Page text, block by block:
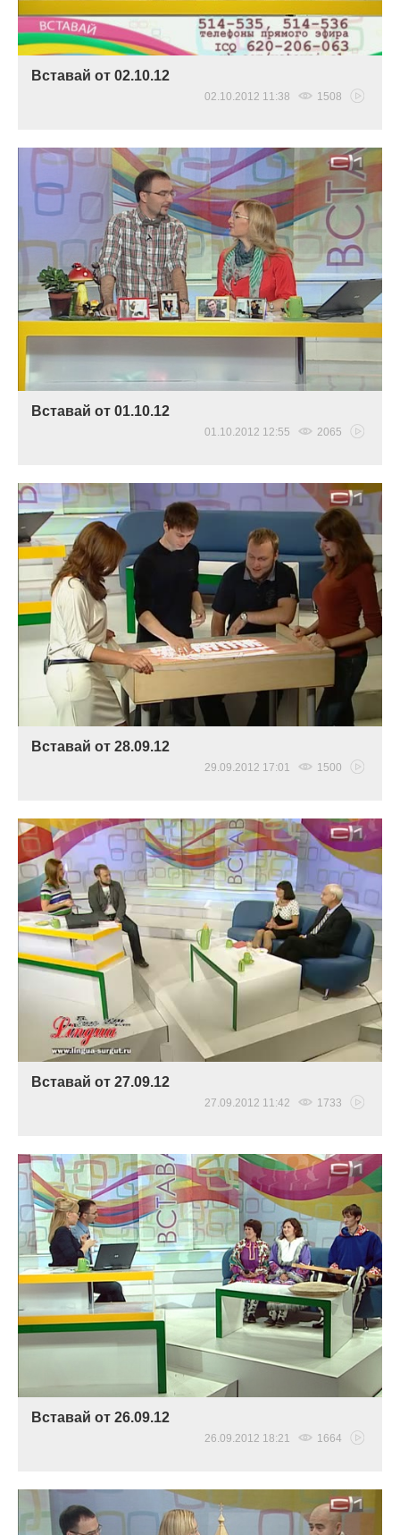
Вставай от 02.10.12
02.10.2012 11:38 1508
Вставай от 01.10.12
01.10.2012 12:55 2065
Вставай от 28.09.12
29.09.2012 17:01 1500
Вставай от 27.09.12
27.09.2012 11:42 1733
Вставай от 26.09.12
26.09.2012 18:21 1664